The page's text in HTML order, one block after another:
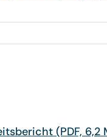
(PDF, 6,2